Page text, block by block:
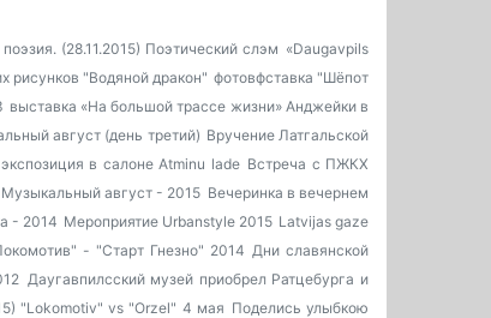
(28.11.2015) Поэтический слэм «Daugavpils
рисунков "Водяной дракон" фотовфставка "Шёпот
выставка «На большой трассе жизни» Анджейки в
август (день третий) Вручение Латгальской
в салоне Atminu lade Встреча с ПЖКХ
Музыкальный август - 2015 Вечеринка в вечернем
- 2014 Мероприятие Urbanstyle 2015 Latvijas gaze
- "Старт Гнезно" 2014 Дни славянской
Даугавпилсский музей приобрел Ратцебурга и
"Lokomotiv" vs "Orzel" 4 мая Поделись улыбкою